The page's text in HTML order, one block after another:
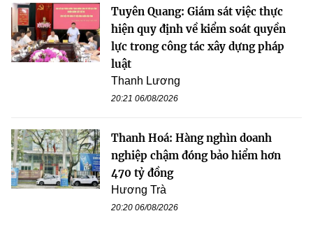
Tuyên Quang: Giám sát việc thực
hiện quy định về kiểm soát quyền
lực trong công tác xây dựng pháp
luật
Thanh Lương
20:21 06/08/2026
Thanh Hoá: Hàng nghìn doanh
nghiệp chậm đóng bảo hiểm hơn
470 tỷ đồng
Hương Trà
20:20 06/08/2026